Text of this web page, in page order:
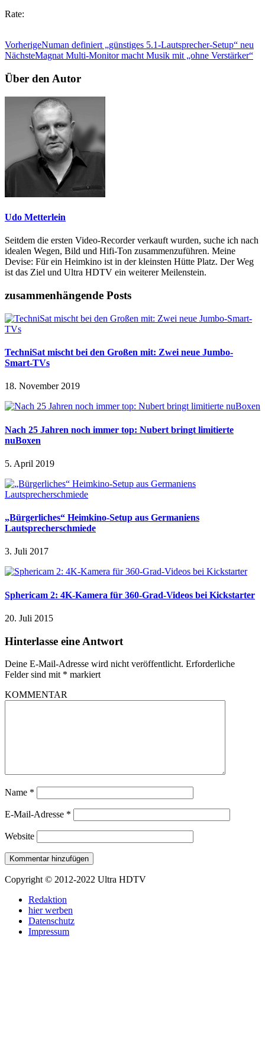
Rate:
VorherigeNuman definiert „günstiges 5.1-Lautsprecher-Setup“ neu
NächsteMagnat Multi-Monitor macht Musik mit „ohne Verstärker“
Über den Autor
Udo Metterlein
Seitdem die ersten Video-Recorder verkauft wurden, suche ich nach
idealen Wegen, Bild und Hifi-Ton zusammenzuführen. Meine
Devise: Für ein Heimkino ist in der kleinsten Hütte Platz. Der Weg
ist das Ziel und Ultra HDTV ein weiterer Meilenstein.
zusammenhängende Posts
TechniSat mischt bei den Großen mit: Zwei neue Jumbo-
Smart-TVs
18. November 2019
Nach 25 Jahren noch immer top: Nubert bringt limitierte
nuBoxen
5. April 2019
„Bürgerliches“ Heimkino-Setup aus Germaniens
Lautsprecherschmiede
3. Juli 2017
Sphericam 2: 4K-Kamera für 360-Grad-Videos bei Kickstarter
20. Juli 2015
Hinterlasse eine Antwort
Deine E-Mail-Adresse wird nicht veröffentlicht. Erforderliche
Felder sind mit * markiert
KOMMENTAR
Name *
E-Mail-Adresse *
Website
Copyright © 2012-2022 Ultra HDTV
Redaktion
hier werben
Datenschutz
Impressum